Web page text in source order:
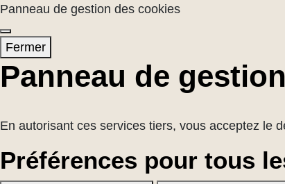
Panneau de gestion des cookies
Fermer
Panneau de
En autorisant ces services tiers, vous acceptez le
Préférences pour tous